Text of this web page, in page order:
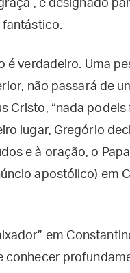
, é designado
fantástico.
é verdadeiro. Uma
não passará de
Cristo, “nada
lugar, Gregório
e à oração, o
apostólico) em
em